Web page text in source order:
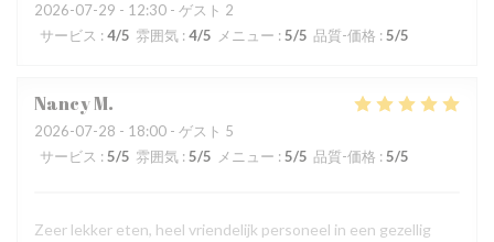
2026-07-29 - 12:30 - ゲスト 2
サービス : 4/5 雰囲気 : 4/5 メニュー : 5/5 品質-価格 : 5/5
NancyM
2026-07-28 - 18:00 - ゲスト 5
サービス : 5/5 雰囲気 : 5/5 メニュー : 5/5 品質-価格 : 5/5
Zeer lekker eten, heel vriendelijk personeel in een gezellig